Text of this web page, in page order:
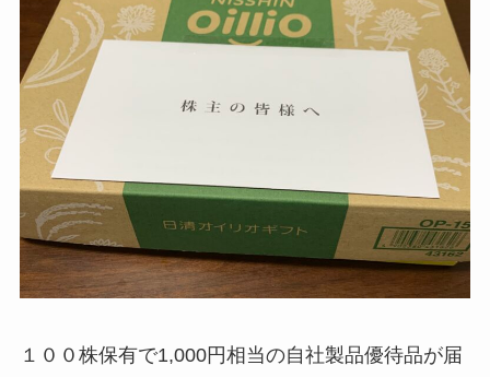
１００株保有で1,000円相当の自社製品優待品が届